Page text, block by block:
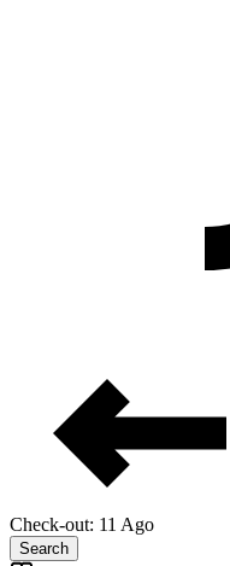
Check-out: 11 Ago
Search